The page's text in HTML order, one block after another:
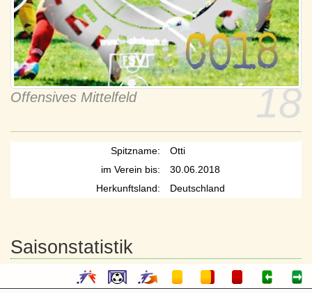
18
Offensives Mittelfeld
Spitzname:
Otti
im Verein bis:
30.06.2018
Herkunftsland:
Deutschland
Saisonstatistik